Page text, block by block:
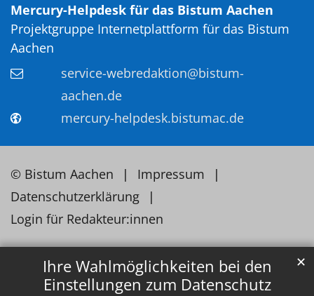
Ihre Wahlmöglichkeiten bei den
Einstellungen zum Datenschutz
✕
Mercury-Helpdesk für das Bistum Aachen
Projektgruppe Internetplattform für das Bistum
Aachen
service-webredaktion@bistum-
aachen.de
mercury-helpdesk.bistumac.de
© Bistum Aachen
Impressum
Datenschutzerklärung
Login für Redakteur:innen